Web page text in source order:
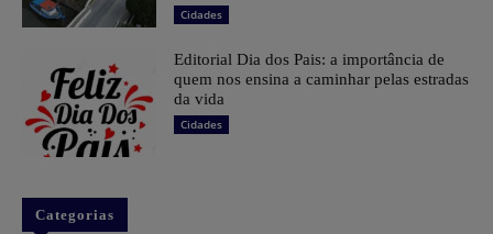
Cidades
Editorial Dia dos Pais: a importância de
quem nos ensina a caminhar pelas estradas
da vida
Cidades
Categorias